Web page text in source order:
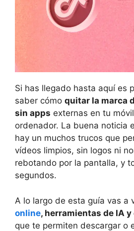
Si has llegado hasta aquí es
saber cómo quitar la marca
sin apps externas en tu
ordenador. La buena noticia
hay un muchos trucos que
vídeos limpios, sin logos ni
rebotando por la pantalla, y
segundos.
A lo largo de esta guía vas a
online, herramientas de IA
que te permiten descargar o